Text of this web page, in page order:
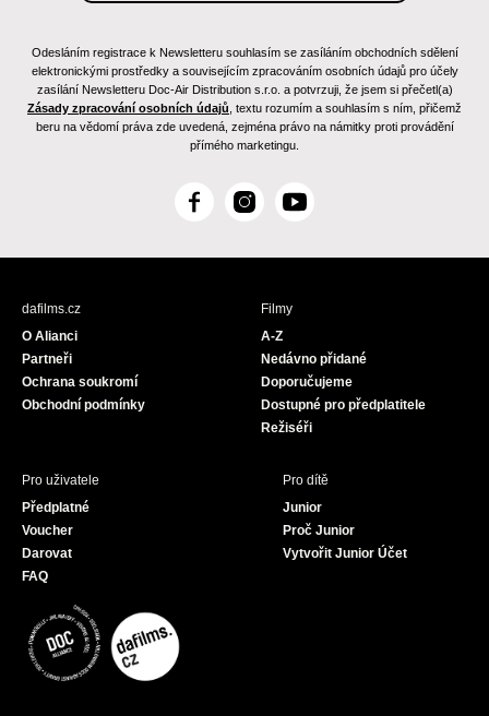
Odesláním registrace k Newsletteru souhlasím se zasíláním obchodních sdělení
elektronickými prostředky a souvisejícím zpracováním osobních údajů pro účely
zasílání Newsletteru Doc-Air Distribution s.r.o. a potvrzuji, že jsem si přečetl(a)
Zásady zpracování osobních údajů , textu rozumím a souhlasím s ním, přičemž
beru na vědomí práva zde uvedená, zejména právo na námitky proti provádění
přímého marketingu.
F
c
I
s
Y
u
dafilms.cz
O Alianci
Partneři
Ochrana soukromí
Obchodní podmínky
Filmy
A-Z
Nedávno přidané
Doporučujeme
Dostupné pro předplatitele
Režiséři
Pro uživatele
Předplatné
Voucher
Darovat
FAQ
Pro dítě
Junior
Proč Junior
Vytvořit Junior Účet